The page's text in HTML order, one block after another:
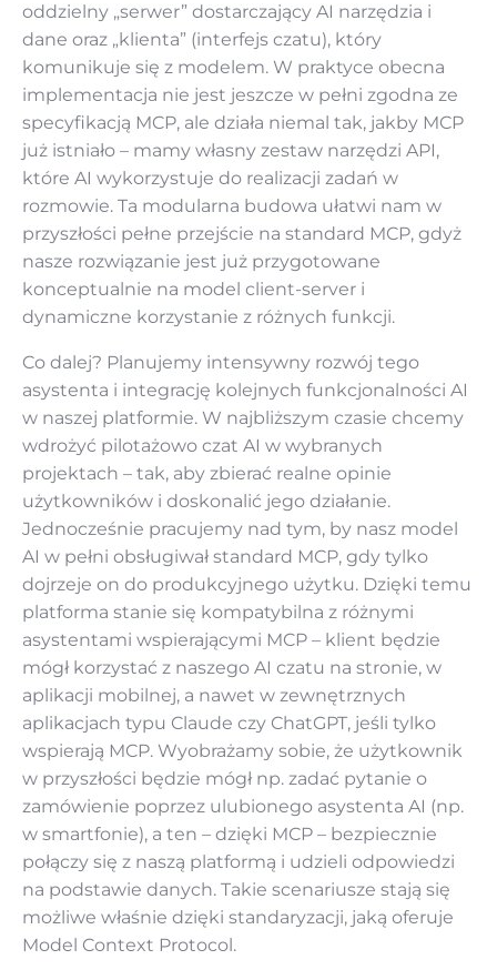
oddzielny „serwer” dostarczający AI narzędzia i
dane oraz „klienta” (interfejs czatu), który
komunikuje się z modelem. W praktyce obecna
implementacja nie jest jeszcze w pełni zgodna ze
specyfikacją MCP, ale działa niemal tak, jakby MCP
już istniało – mamy własny zestaw narzędzi API,
które AI wykorzystuje do realizacji zadań w
rozmowie. Ta modularna budowa ułatwi nam w
przyszłości pełne przejście na standard MCP, gdyż
nasze rozwiązanie jest już przygotowane
konceptualnie na model client-server i
dynamiczne korzystanie z różnych funkcji.
Co dalej? Planujemy intensywny rozwój tego
asystenta i integrację kolejnych funkcjonalności AI
w naszej platformie. W najbliższym czasie chcemy
wdrożyć pilotażowo czat AI w wybranych
projektach – tak, aby zbierać realne opinie
użytkowników i doskonalić jego działanie.
Jednocześnie pracujemy nad tym, by nasz model
AI w pełni obsługiwał standard MCP, gdy tylko
dojrzeje on do produkcyjnego użytku. Dzięki temu
platforma stanie się kompatybilna z różnymi
asystentami wspierającymi MCP – klient będzie
mógł korzystać z naszego AI czatu na stronie, w
aplikacji mobilnej, a nawet w zewnętrznych
aplikacjach typu Claude czy ChatGPT, jeśli tylko
wspierają MCP. Wyobrażamy sobie, że użytkownik
w przyszłości będzie mógł np. zadać pytanie o
zamówienie poprzez ulubionego asystenta AI (np.
w smartfonie), a ten – dzięki MCP – bezpiecznie
połączy się z naszą platformą i udzieli odpowiedzi
na podstawie danych. Takie scenariusze stają się
możliwe właśnie dzięki standaryzacji, jaką oferuje
Model Context Protocol.